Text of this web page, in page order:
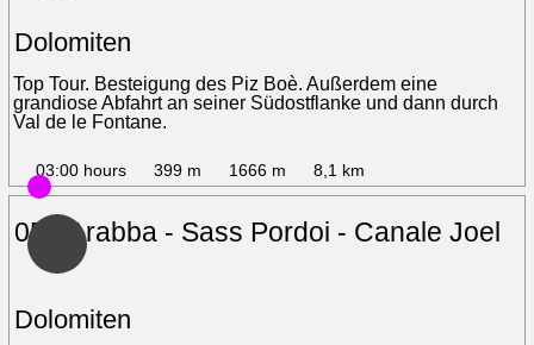
Dolomiten
Top Tour. Besteigung des Piz Boè. Außerdem eine
grandiose Abfahrt an seiner Südostflanke und dann durch
Val de le Fontane.
03:00 hours 399 m 1666 m 8,1 km
05 - Arabba - Sass Pordoi - Canale Joel
Dolomiten